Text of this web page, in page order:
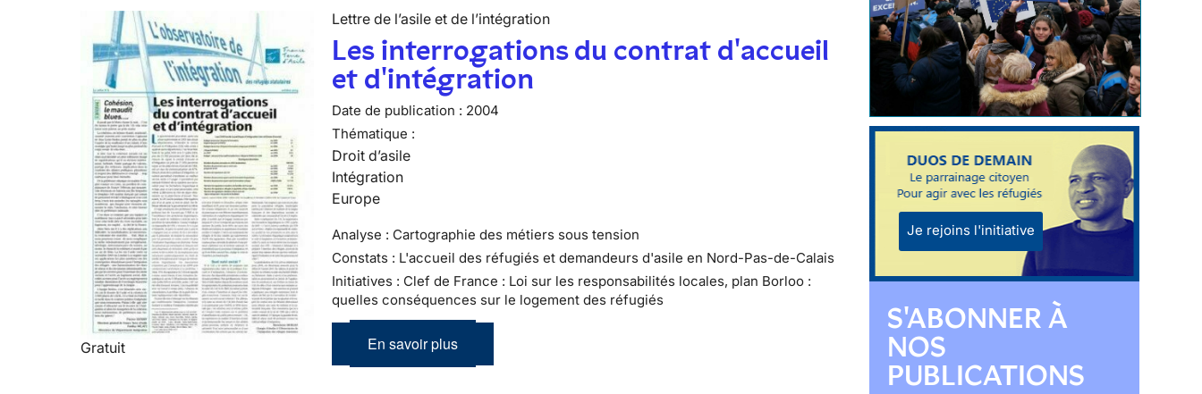
Gratuit
Lettre de l’asile et de l’intégration
Les interrogations du contrat d'accueil
et d'intégration
Date de publication : 2004
Thématique :
Droit d’asile
Intégration
Europe
Analyse : Cartographie des métiers sous tension
Constats : L'accueil des réfugiés et demandeurs d'asile en Nord-Pas-de-Calais
Initiatives : Clef de France : Loi sur les responsabilités locales, plan Borloo :
quelles conséquences sur le logement des réfugiés
En savoir plus
Je rejoins l'initiative
S'ABONNER À
NOS
PUBLICATIONS